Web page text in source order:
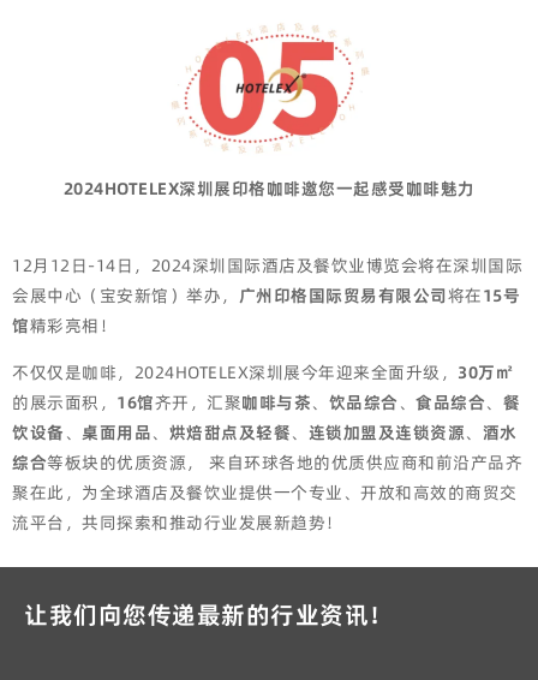
2024HOTELEX深圳展印格咖啡邀您一起感受咖啡魅力
12月12日-14日，2024深圳国际酒店及餐饮业博览会将在深圳国际
会展中心（宝安新馆）举办， 广州印格国际贸易有限公司将在15号
馆精彩亮相！
不仅仅是咖啡，2024HOTELEX深圳展今年迎来全面升级， 30万㎡
的展示面积， 16馆齐开，汇聚咖啡与茶、 饮品综合、 食品综合、 餐
饮设备 、 桌面用品、 烘焙甜点及轻餐、 连锁加盟及连锁资源、 酒水
综合等板块的优质资源， 来自环球各地的优质供应商和前沿产品齐
聚在此，为全球酒店及餐饮业提供一个专业、开放和高效的商贸交
流平台，共同探索和推动行业发展新趋势！
让我们向您传递最新的行业资讯！